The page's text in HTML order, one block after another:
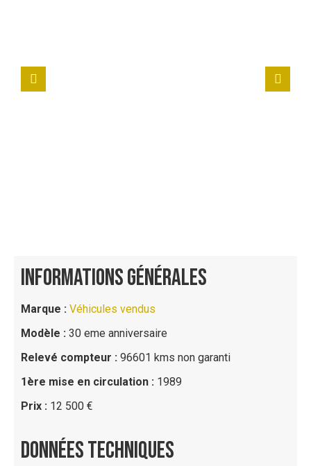
INFORMATIONS GÉNÉRALES
Marque : Véhicules vendus
Modèle : 30 eme anniversaire
Relevé compteur : 96601 kms non garanti
1ère mise en circulation : 1989
Prix : 12 500 €
DONNÉES TECHNIQUES